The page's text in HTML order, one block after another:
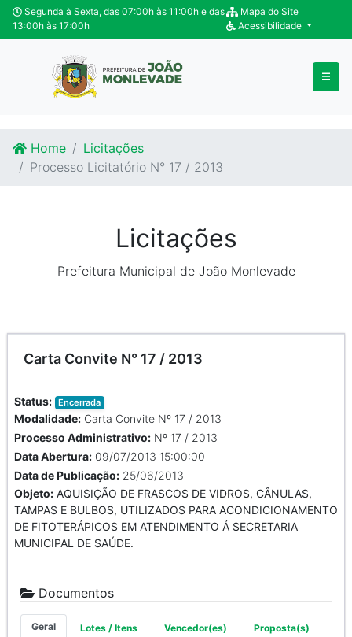
Ir para o conteúdo
Ir para o fim do conteúdo
Segunda à Sexta, das 07:00h às 11:00h e das
13:00h às 17:00h
Mapa do Site
Acessibilidade
Home
Licitações
Processo Licitatório N° 17 / 2013
Licitações
Prefeitura Municipal de João Monlevade
Carta Convite N° 17 / 2013
Status: Encerrada
Modalidade: Carta Convite Nº 17 / 2013
Processo Administrativo: Nº 17 / 2013
Data Abertura: 09/07/2013 15:00:00
Data de Publicação: 25/06/2013
Objeto: AQUISIÇÃO DE FRASCOS DE VIDROS, CÂNULAS,
TAMPAS E BULBOS, UTILIZADOS PARA ACONDICIONAMENTO
DE FITOTERÁPICOS EM ATENDIMENTO Á SECRETARIA
MUNICIPAL DE SAÚDE.
Documentos
Geral Lotes / Itens Vencedor(es) Proposta(s)